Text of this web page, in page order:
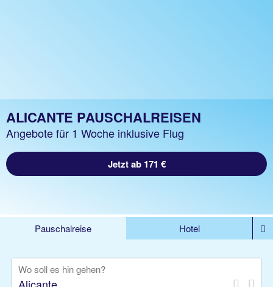
ALICANTE PAUSCHALREISEN
Angebote für 1 Woche inklusive Flug
Jetzt ab 171 €
Pauschalreise
Hotel
Rundreise
Kreuzfahrt
Wo soll es hin gehen?